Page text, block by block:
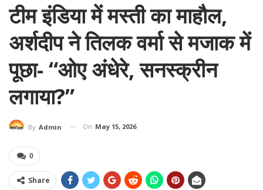
टीम इंडिया में मस्ती का माहौल,
अर्शदीप ने तिलक वर्मा से मजाक में
पूछा- “ओए अंधेरे, सनस्क्रीन
लगाया?”
By Admin On May 15, 2026
0
Share